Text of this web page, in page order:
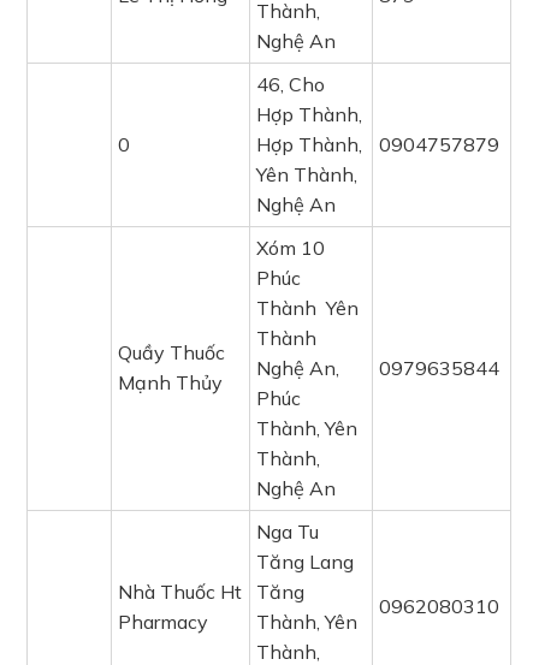
Thành,
Nghệ An
0
46, Cho
Hợp Thành,
Hợp Thành,
Yên Thành,
Nghệ An
0904757879
Quầy Thuốc
Mạnh Thủy
Xóm 10
Phúc
Thành Yên
Thành
Nghệ An,
Phúc
Thành, Yên
Thành,
Nghệ An
0979635844
Nhà Thuốc Ht
Pharmacy
Nga Tu
Tăng Lang
Tăng
Thành, Yên
Thành,
0962080310